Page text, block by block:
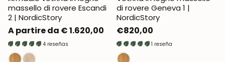
massello di rovere Escandi
2 | NordicStory
Prezzo
normale
A partire da € 1.620,00
4 reseñas
di rovere Geneva 1 |
NordicStory
Prezzo
normale
€820,00
1 reseña